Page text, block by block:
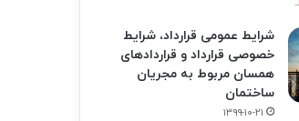
شرایط عمومی قرارداد، شرایط
خصوصی قرارداد و قراردادهای
همسان مربوط به مجریان
ساختمان
۱۳۹۹-۱۰-۲۱